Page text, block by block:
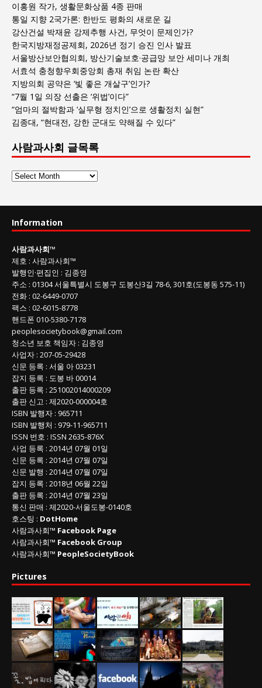
이홍원 작가, 생활문화상품 4종 판매
통일 지향 2국가론: 한반도 평화의 새로운 길
강산건설 박재윤 강제추행 사건, 무엇이 문제인가?
한국지방재정공제회, 2026년 정기 승진 인사 발표
서울방산보안협의회, 방산기술보호·공급망 보안 세미나 개최
서효석 충청향우회중앙회 총재 취임 논란 확산
지방의회 공약은 ‘빛 좋은 개살구’인가?
“7월 1일 의장 선출은 ‘위법’이다”
“엄마의 절박함과 ‘실무형 정치인’으로 생활정치 실현”
김종대, “현대전, 강한 군대도 약해질 수 있다”
사람과사회 글목록
사
회
목
록
Information
사람과사회™
제호 : 사람과사회™
발행인·편집인 : 김종영
주소 : 01304서울특별시 도봉구 도봉산3길 78-6, 301호(도봉동 575-11)
전화 : 02-6449-0707
팩스 : 02-6015-8778
핸드폰 010-5380-7178
peoplesocietybook@gmail.com
청소년 보호 책임자 : 김종영
사업자 : 207-05-29428
신문 등록 : 서울 아 03231
잡지 등록 : 도봉 바 00014
출판 등록 : 251002014000209
출판 신고 : 제2020-000004호
ISBN 발행자 : 965711
ISBN 발행처 : 979-11-965711
ISSN 번호 : ISSN 2635-876X
사업 등록 : 2014년 07월 01일
신문 등록 : 2014년 07월 07일
신문 발행 : 2014년 07월 07일
잡지 등록 : 2018년 06월 22일
출판 등록 : 2014년 07월 23일
통신 판매 : 제2020-서울도봉-0140호
호스팅 : DotHome
사람과사회™ Facebook Page
사람과사회™ Facebook Group
사람과사회™ PeopleSocietyBook
Pictures